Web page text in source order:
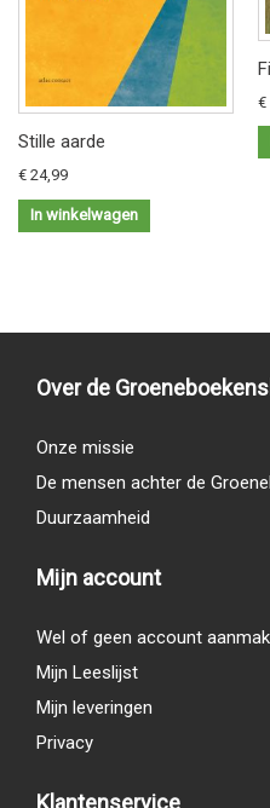
Stille aarde
€ 24,99
In winkelwagen
€
Over de
Onze missie
De mensen achter de
Duurzaamheid
Mijn account
Wel of geen account
Mijn Leeslijst
Mijn leveringen
Privacy